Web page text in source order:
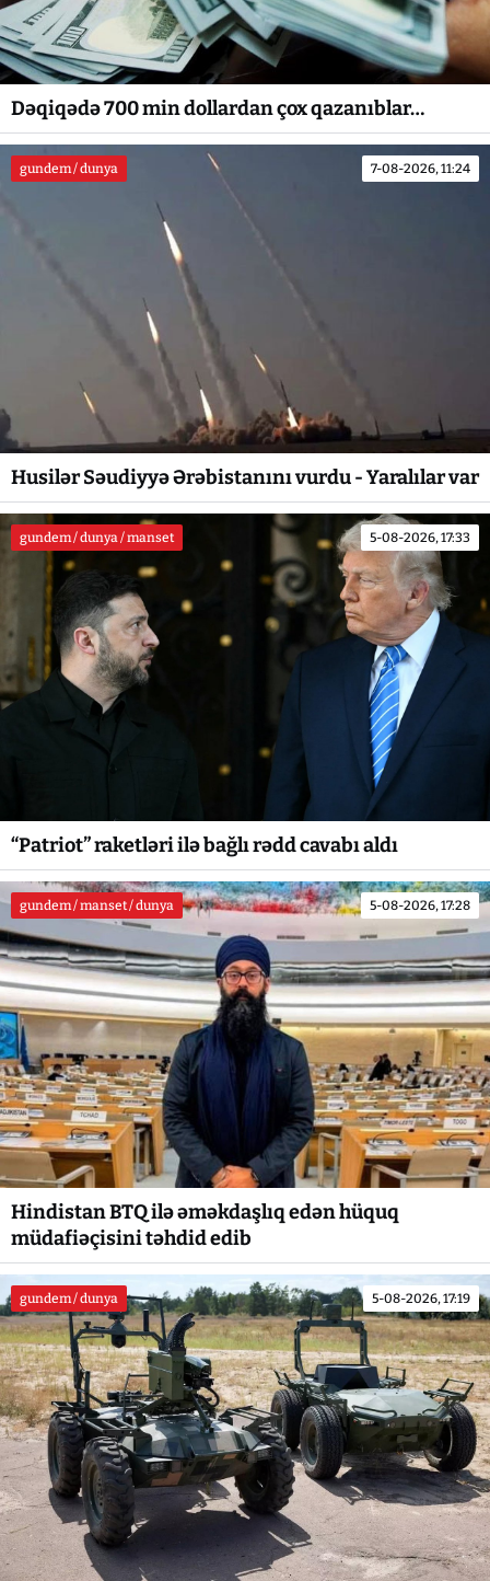
Dəqiqədə 700 min dollardan çox qazanıblar…
gundem / dunya 7-08-2026, 11:24
Husilər Səudiyyə Ərəbistanını vurdu - Yaralılar var
gundem / dunya / manset 5-08-2026, 17:33
“Patriot” raketləri ilə bağlı rədd cavabı aldı
gundem / manset / dunya 5-08-2026, 17:28
Hindistan BTQ ilə əməkdaşlıq edən hüquq
müdafiəçisini təhdid edib
gundem / dunya 5-08-2026, 17:19